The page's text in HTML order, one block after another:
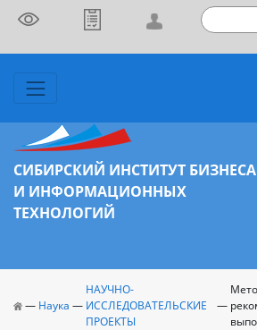
СИБИРСКИЙ ИНСТИТУТ БИЗНЕСА
И ИНФОРМАЦИОННЫХ
ТЕХНОЛОГИЙ
— Наука —
НАУЧНО-
ИССЛЕДОВАТЕЛЬСКИЕ
ПРОЕКТЫ
—